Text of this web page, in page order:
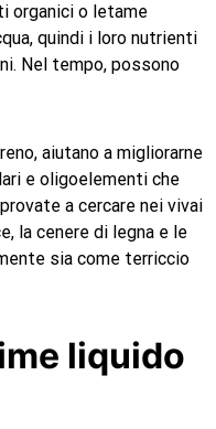
organici o letame
quindi i loro nutrienti
Nel tempo, possono
aiutano a migliorarne
e oligoelementi che
a cercare nei vivai
la cenere di legna e le
sia come terriccio
liquido